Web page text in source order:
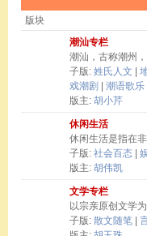
版块
潮汕专栏
潮汕，古称潮州
子版: 姓氏人文
戏潮剧
潮语歌乐
版主: 胡小芹
休闲生活
休闲生活是指在
子版: 社会百态
版主: 胡伟凯
文学专栏
以宗亲原创文学
子版: 散文随笔